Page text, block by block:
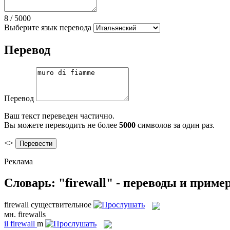
8 / 5000
Выберите язык перевода
Перевод
Перевод
Ваш текст переведен частично.
Вы можете переводить не более 5000 символов за один раз.
<>
Реклама
Словарь: "firewall" - переводы и
firewall существительное
мн. firewalls
il firewall m